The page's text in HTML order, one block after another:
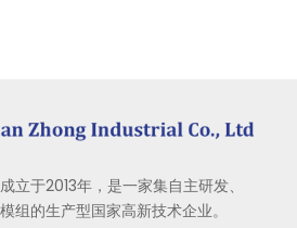
立于2013年，是一家集自主研发、
组的生产型国家高新技术企业。